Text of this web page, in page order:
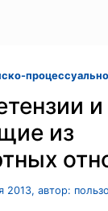
и
из
2013, автор: